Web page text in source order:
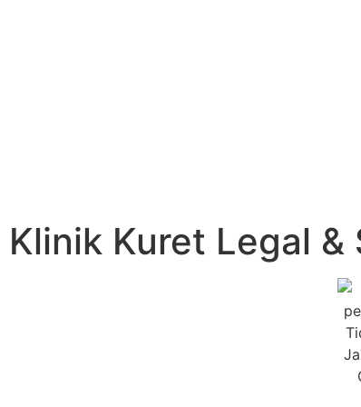
Klinik Kuret Legal